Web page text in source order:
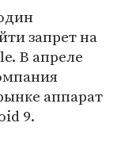
запрет на
В апреле
аппарат
9.